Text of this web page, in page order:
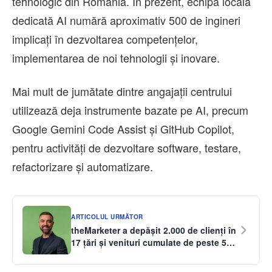
dedicată AI numără aproximativ 500 de ingineri
implicați în dezvoltarea competențelor,
implementarea de noi tehnologii și inovare.
Mai mult de jumătate dintre angajații centrului
utilizează deja instrumente bazate pe AI, precum
Google Gemini Code Assist și GitHub Copilot,
pentru activități de dezvoltare software, testare,
refactorizare și automatizare.
ARTICOLUL URMĂTOR
theMarketer a depășit 2.000 de clienți în
17 țări și venituri cumulate de peste 5